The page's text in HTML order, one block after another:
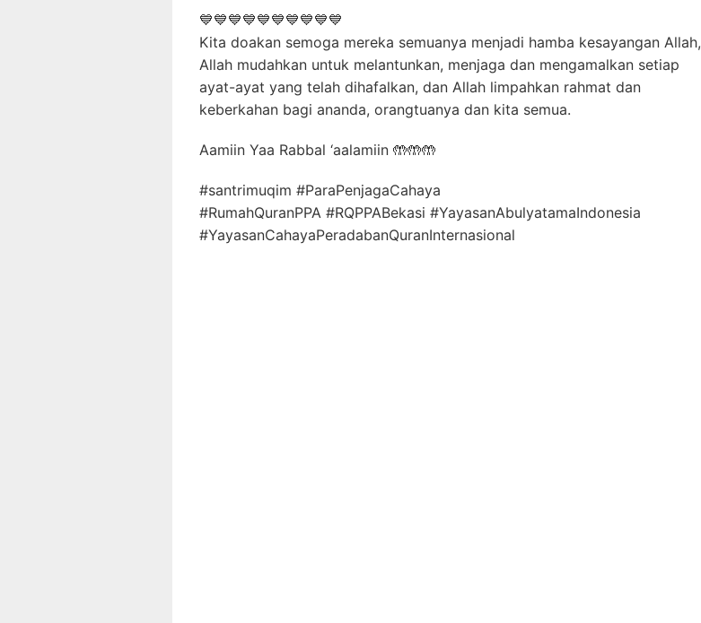
💙💙💙💙💙💙💙💙💙💙
Kita doakan semoga mereka semuanya menjadi hamba kesayangan Allah,
Allah mudahkan untuk melantunkan, menjaga dan mengamalkan setiap
ayat-ayat yang telah dihafalkan, dan Allah limpahkan rahmat dan
keberkahan bagi ananda, orangtuanya dan kita semua.
Aamiin Yaa Rabbal ‘aalamiin 🤲🤲🤲
#santrimuqim #ParaPenjagaCahaya
#RumahQuranPPA #RQPPABekasi #YayasanAbulyatamaIndonesia
#YayasanCahayaPeradabanQuranInternasional